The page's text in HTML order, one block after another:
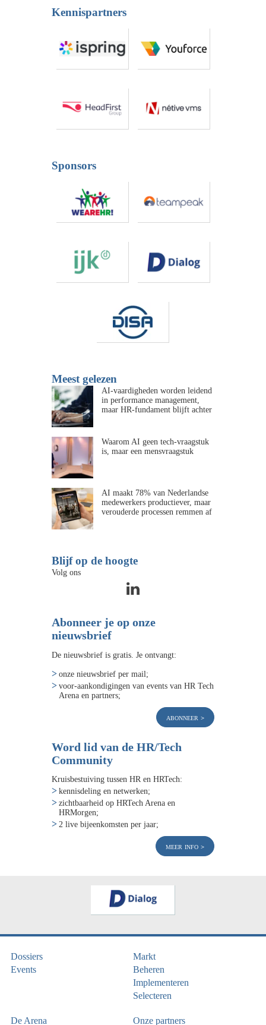
Kennispartners
Sponsors
Meest gelezen
AI-vaardigheden worden leidend
in performance management,
maar HR-fundament blijft achter
Waarom AI geen tech-vraagstuk
is, maar een mensvraagstuk
AI maakt 78% van Nederlandse
medewerkers productiever, maar
verouderde processen remmen af
Blijf op de hoogte
Volg ons
Abonneer je op onze
nieuwsbrief
De nieuwsbrief is gratis. Je ontvangt:
onze nieuwsbrief per mail;
voor-aankondigingen van events van HR Tech
Arena en partners;
abonneer
Word lid van de HR/Tech
Community
Kruisbestuiving tussen HR en HRTech:
kennisdeling en netwerken;
zichtbaarheid op HRTech Arena en
HRMorgen;
2 live bijeenkomsten per jaar;
meer info
Dossiers
Events
Markt
Beheren
Implementeren
Selecteren
De Arena Onze partners